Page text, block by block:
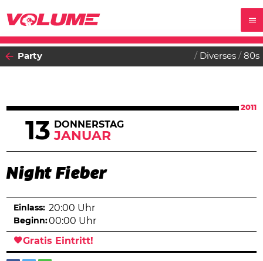
Party Diverses 80s
2011
13 DONNERSTAG
JANUAR
Night Fieber
Einlass: 20:00 Uhr
Beginn:00:00 Uhr
Gratis Eintritt!